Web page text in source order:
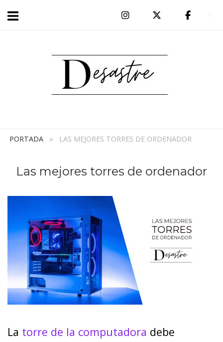
PORTADA » LAS MEJORES TORRES DE ORDENADOR
Las mejores torres de ordenador
La torre de la computadora debe